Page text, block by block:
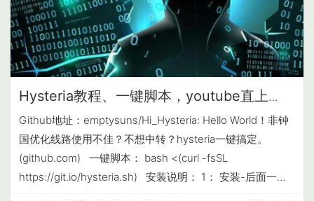
Hysteria教程、一键脚本，youtube直上
10W++
Github地址：emptysuns/Hi_Hysteria: Hello World！非钟
国优化线路使用不佳？不想中转？hysteria一键搞定。
(github.com) 一键脚本： bash <(curl -fsSL
https://git.io/hysteria.sh) 安装说明： 1： 安装-后面一路